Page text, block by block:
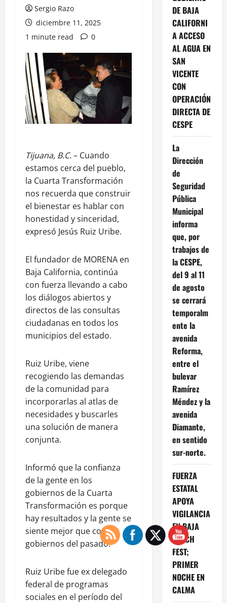
Sergio Razo
diciembre 11, 2025
1 minute read
0
Tijuana, B.C.– Cuando
estamos cerca del pueblo,
la Cuarta Transformación
nos recuerda que construir
el bienestar es hablar con
honestidad y sinceridad,
expresó Jesús Ruiz Uribe.
El fundador de MORENA en
Baja California, continúa
con fuerza llevando a cabo
los diálogos abiertos y
directos de las consultas
ciudadanas en todos los
municipios del estado.
Ruiz Uribe, viene
recogiendo las demandas
de la comunidad para
incorporarlas al atlas de
necesidades y buscarles
una solución de manera
conjunta.
Informó que la confianza
de la gente en los
gobiernos de la Cuarta
Transformación es porque
hay resultados y la gente se
siente mejor que con los
gobiernos del pasado.
Ruiz Uribe fue ex delegado
federal de programas
sociales en el período del
DE BAJA
CALIFORNI
A ACCESO
AL AGUA EN
SAN
VICENTE
CON
OPERACIÓN
DIRECTA DE
CESPE
La
Dirección
de
Seguridad
Pública
Municipal
informa
que, por
trabajos de
la CESPE,
del 9 al 11
de agosto
se cerrará
temporalm
ente la
avenida
Reforma,
entre el
bulevar
Ramírez
Méndez y la
avenida
Diamante,
en sentido
sur-norte.
FUERZA
ESTATAL
APOYA
VIGILANCIA
EN BAJA
BEACH
FEST;
PRIMER
NOCHE EN
CALMA